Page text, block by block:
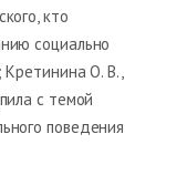
кто
социально
О. В.,
с темой
поведения